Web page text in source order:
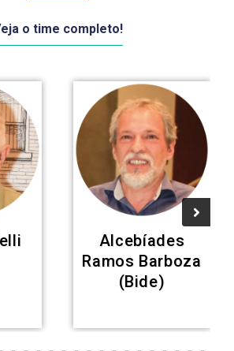
o time completo!
Alcebíades
Ramos Barboza
(Bide)